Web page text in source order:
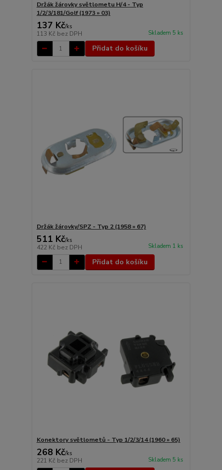
Držák žárovky světlometu H/4 - Typ
1/2/3/181/Golf (1973 » 03)
137 Kč/ks
113 Kč bez DPH Skladem 5 ks
Přidat do košíku
Držák žárovky/SPZ - Typ 2 (1958 » 67)
511 Kč/ks
422 Kč bez DPH Skladem 1 ks
Přidat do košíku
Konektory světlometů - Typ 1/2/3/14 (1960 » 65)
268 Kč/ks
221 Kč bez DPH Skladem 5 ks